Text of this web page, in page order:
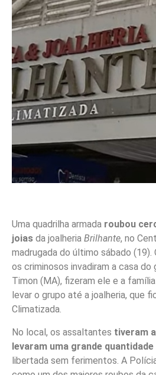
Uma quadrilha armada roubou
joias da joalheria Brilhante, no
madrugada do último sábado (19).
os criminosos invadiram a casa do
Timon (MA), fizeram ele e a
levar o grupo até a joalheria, que
Climatizada.
No local, os assaltantes tiveram
levaram uma grande
libertada sem ferimentos. A